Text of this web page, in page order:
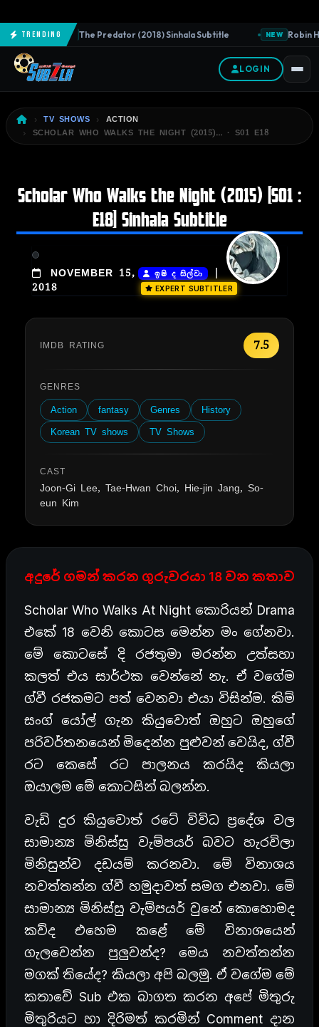
TrendingNEW The Predator (2018) Sinhala Subtitle NEW Robin
LOGIN
TV SHOWS
ACTION
SCHOLAR WHO WALKS THE NIGHT (2015)… · S01 E18
Scholar Who Walks the Night (2015) [S01 :
E18] Sinhala Subtitle
NOVEMBER 15,
2018
ඉෂි ද සිල්වා |
EXPERT SUBTITLER
IMDB RATING 7.5
GENRES
Action fantasy Genres
History
Korean TV shows
TV Shows
CAST
Joon-Gi Lee, Tae-Hwan Choi, Hie-jin Jang, So-
eun Kim
අදුරේ ගමන් කරන ගුරුවරයා 18 වන කතාව
Scholar Who Walks At Night කොරියන් Drama
එකේ 18 වෙනි කොටස මෙන්න මං ගේනවා.
මේ කොටසේ දි රජතුමා මරන්න උත්සහා
කලත් එය සාර්ථක වෙන්නේ නැ. ඒ වගේම
ග්වී රජකමට පත් වෙනවා එයා විසින්ම. කිම්
සංග් යෝල් ගැන කියුවොත් ඔහුට ඔහුගේ
පරිවර්තනයෙන් මිදෙන්න පුළුවන් වෙයිද, ග්වී
රට කෙසේ රට පාලනය කරයිද කියලා
ඔයාලම මේ කොටසින් බලන්න.
වැඩි දුර කියුවොත් රටේ විවිධ ප්‍රදේශ වල
සාමාන්‍ය මිනිස්සු වැම්පයර් බවට හැරවිලා
මිනිසුන්ව දඩයම් කරනවා. මේ විනාශය
නවත්තන්න ග්වී හමුදාවත් සමග එනවා. මේ
සාමාන්‍ය මිනිස්සු වැම්පයර් වුනේ කොහොමද
කව්ද එහෙම කළේ මේ විනාශයෙන්
ගැලවෙන්න පුලුවන්ද? මෙය නවත්තන්න
මගක් තියේද? කියලා අපි බලමු. ඒ වගේම මේ
කතාවේ Sub එක බාගත කරන අපේ මිතුරු
මිතුරියට හා දිරිමත් කරමින් Comment දාන